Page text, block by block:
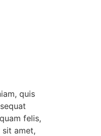
quis
felis,
sit amet,